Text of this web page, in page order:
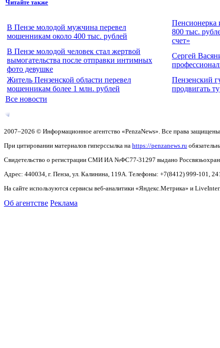
Читайте также
В Пензе молодой мужчина перевел
мошенникам около 400 тыс. рублей
Пенсионерка
800 тыс.
счет»
В Пензе молодой человек стал жертвой
вымогательства после отправки интимных
фото девушке
Сергей
Житель Пензенской области перевел
мошенникам более 1 млн. рублей
Пензенский
продвигать
Все новости
2007–2026 © Информационное агентство «PenzaNews». Все права
При цитировании материалов гиперссылка на https://penzanews.ru
Свидетельство о регистрации СМИ ИА №ФС77-31297 выдано
Адрес: 440034, г. Пенза, ул. Калинина, 119А. Телефоны: +7(8412) 999-101,
На сайте используются сервисы веб-аналитики «Яндекс.Метрика» и
Об агентстве Реклама